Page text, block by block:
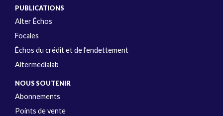
PUBLICATIONS
Alter Échos
Focales
Échos du crédit et de l’endettement
Altermedialab
NOUS SOUTENIR
Abonnements
Points de vente